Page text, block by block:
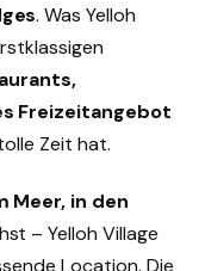
. Was Yelloh
Freizeitangebot
Zeit hat.
Meer, in den
– Yelloh Village
Location. Die